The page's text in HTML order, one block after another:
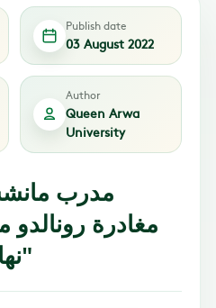
Publish date
03 August 2022
Author
Queen Arwa
University
مدرب
مغادرة رونالدو
نهايتها "غير مقبولة"